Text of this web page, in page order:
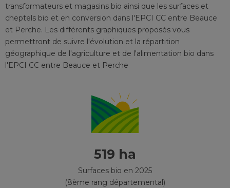
transformateurs et magasins bio ainsi que les surfaces et
cheptels bio et en conversion dans l'EPCI CC entre Beauce
et Perche. Les différents graphiques proposés vous
permettront de suivre l'évolution et la répartition
géographique de l'agriculture et de l'alimentation bio dans
l'EPCI CC entre Beauce et Perche
519 ha
Surfaces bio en 2025
(8ème rang départemental)